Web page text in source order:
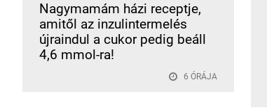
Nagymamám házi receptje,
amitől az inzulintermelés
újraindul a cukor pedig beáll
4,6 mmol-ra!
6 ÓRÁJA